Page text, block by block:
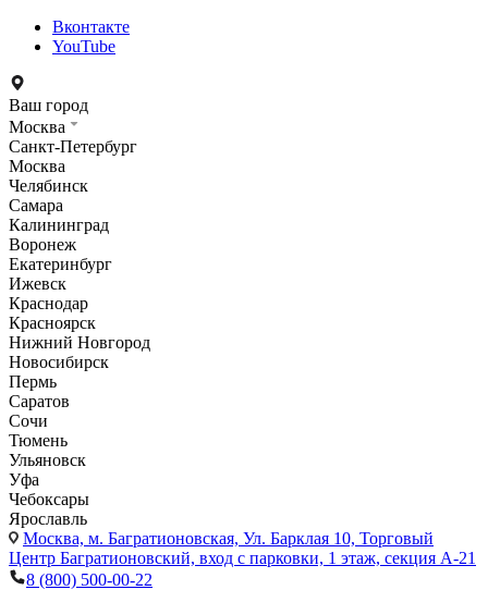
Вконтакте
YouTube
Ваш город
Москва
Санкт-Петербург
Москва
Челябинск
Самара
Калининград
Воронеж
Екатеринбург
Ижевск
Краснодар
Красноярск
Нижний Новгород
Новосибирск
Пермь
Саратов
Сочи
Тюмень
Ульяновск
Уфа
Чебоксары
Ярославль
Москва, м. Багратионовская, Ул. Барклая 10, Торговый
Центр Багратионовский, вход с парковки, 1 этаж, секция А-21
8 (800) 500-00-22